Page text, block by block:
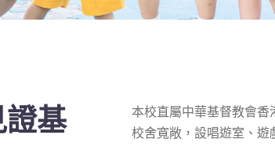
基
本校直屬中華基督教會香
校舍寬敞，設唱遊室、遊